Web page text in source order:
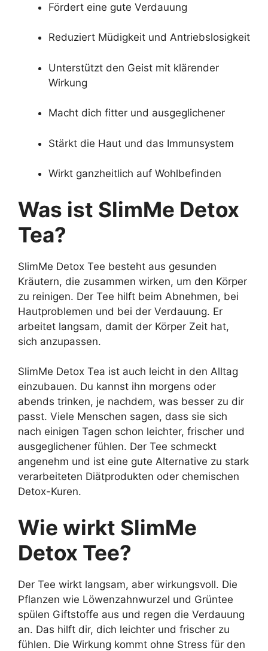
Fördert eine gute Verdauung
Reduziert Müdigkeit und Antriebslosigkeit
Unterstützt den Geist mit klärender
Wirkung
Macht dich fitter und ausgeglichener
Stärkt die Haut und das Immunsystem
Wirkt ganzheitlich auf Wohlbefinden
Was ist SlimMe Detox
Tea?
SlimMe Detox Tee besteht aus gesunden
Kräutern, die zusammen wirken, um den Körper
zu reinigen. Der Tee hilft beim Abnehmen, bei
Hautproblemen und bei der Verdauung. Er
arbeitet langsam, damit der Körper Zeit hat,
sich anzupassen.
SlimMe Detox Tea ist auch leicht in den Alltag
einzubauen. Du kannst ihn morgens oder
abends trinken, je nachdem, was besser zu dir
passt. Viele Menschen sagen, dass sie sich
nach einigen Tagen schon leichter, frischer und
ausgeglichener fühlen. Der Tee schmeckt
angenehm und ist eine gute Alternative zu stark
verarbeiteten Diätprodukten oder chemischen
Detox-Kuren.
Wie wirkt SlimMe
Detox Tee?
Der Tee wirkt langsam, aber wirkungsvoll. Die
Pflanzen wie Löwenzahnwurzel und Grüntee
spülen Giftstoffe aus und regen die Verdauung
an. Das hilft dir, dich leichter und frischer zu
fühlen. Die Wirkung kommt ohne Stress für den